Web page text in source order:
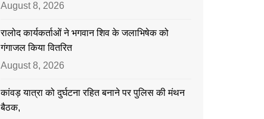
August 8, 2026
रालोद कार्यकर्ताओं ने भगवान शिव के जलाभिषेक को
गंगाजल किया वितरित
August 8, 2026
कांवड़ यात्रा को दुर्घटना रहित बनाने पर पुलिस की मंथन
बैठक,